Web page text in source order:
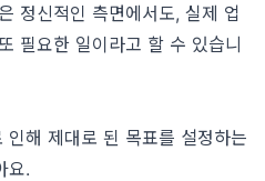
정신적인 측면에서도, 실제 업
필요한 일이라고 할 수 있습니
해 제대로 된 목표를 설정하는
요.